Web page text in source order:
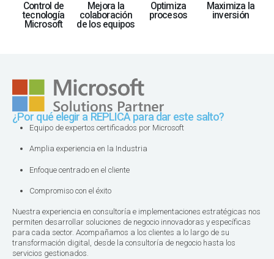
Control de
tecnología
Microsoft
Mejora la
colaboración
de los equipos
Optimiza
procesos
Maximiza la
inversión
¿Por qué elegir a REPLICA para dar este salto?
Equipo de expertos certificados por Microsoft
Amplia experiencia en la Industria​
Enfoque centrado en el cliente​
Compromiso con el éxito​
Nuestra experiencia en consultoría e implementaciones estratégicas nos
permiten desarrollar soluciones de negocio innovadoras y específicas
para cada sector. Acompañamos a los clientes a lo largo de su
transformación digital, desde la consultoría de negocio hasta los
servicios gestionados.​